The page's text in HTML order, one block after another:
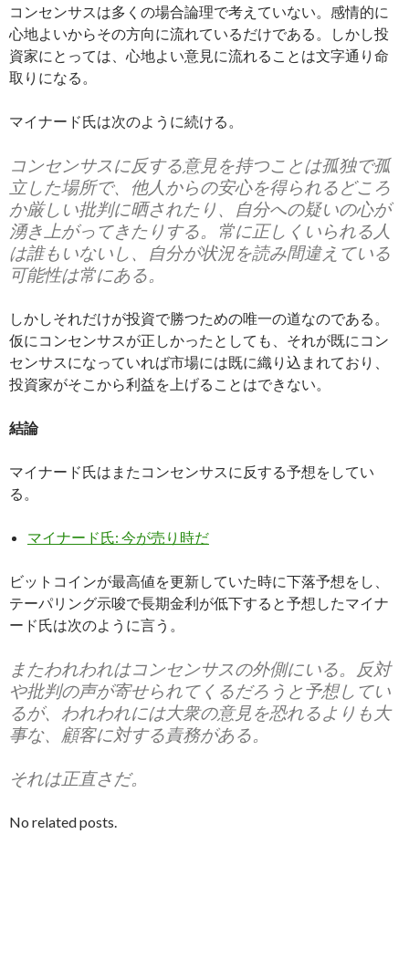
コンセンサスは多くの場合論理で考えていない。感情的に
心地よいからその方向に流れているだけである。しかし投
資家にとっては、心地よい意見に流れることは文字通り命
取りになる。
マイナード氏は次のように続ける。
コンセンサスに反する意見を持つことは孤独で孤
立した場所で、他人からの安心を得られるどころ
か厳しい批判に晒されたり、自分への疑いの心が
湧き上がってきたりする。常に正しくいられる人
は誰もいないし、自分が状況を読み間違えている
可能性は常にある。
しかしそれだけが投資で勝つための唯一の道なのである。
仮にコンセンサスが正しかったとしても、それが既にコン
センサスになっていれば市場には既に織り込まれており、
投資家がそこから利益を上げることはできない。
結論
マイナード氏はまたコンセンサスに反する予想をしてい
る。
マイナード氏: 今が売り時だ
ビットコインが最高値を更新していた時に下落予想をし、
テーパリング示唆で長期金利が低下すると予想したマイナ
ード氏は次のように言う。
またわれわれはコンセンサスの外側にいる。反対
や批判の声が寄せられてくるだろうと予想してい
るが、われわれには大衆の意見を恐れるよりも大
事な、顧客に対する責務がある。
それは正直さだ。
No related posts.